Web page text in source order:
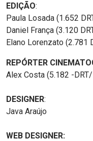
EDIÇÃO:
Paula Losada (1.652
Daniel França (3.120
Elano Lorenzato (2.781
REPÓRTER
Alex Costa (5.182 -
DESIGNER:
Java Araújo
WEB DESIGNER: